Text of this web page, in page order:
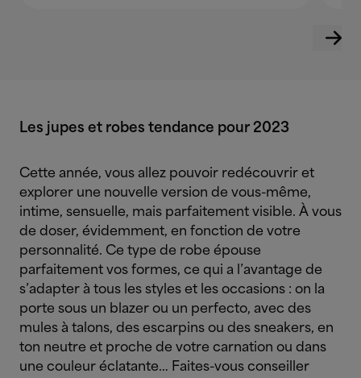
Les jupes et robes tendance pour 2023
Cette année, vous allez pouvoir redécouvrir et
explorer une nouvelle version de vous-même,
intime, sensuelle, mais parfaitement visible. À vous
de doser, évidemment, en fonction de votre
personnalité. Ce type de robe épouse
parfaitement vos formes, ce qui a l’avantage de
s’adapter à tous les styles et les occasions : on la
porte sous un blazer ou un perfecto, avec des
mules à talons, des escarpins ou des sneakers, en
ton neutre et proche de votre carnation ou dans
une couleur éclatante… Faites-vous conseiller